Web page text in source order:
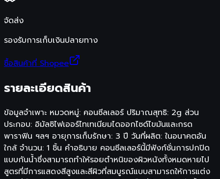
จัดส่ง
รองรับการเก็บเงินปลายทาง
ซื้อสินค้าที่ Shopee
รายละเอียดสินค้า
ข้อมูลจำเพาะ หมวดหมู่: คอนซีลเลอร์ ปริมาณสุทธิ: 2g ส่วน
ประกอบ: อิมัลซิไฟเออร์ไทเทเนียมไดออกไซด์ไขมันและกรด
พาราฟิน ฯลฯ อายุการเก็บรักษา: 3 ปี วันที่ผลิต: ในอนาคตอัน
ใกล้ จำนวน: 1 ชิ้น คำอธิบาย คอนซีลเลอร์นี้มีฟังก์ชั่นการปกปิด
แบบกันน้ำซึ่งสามารถทำให้รอยตำหนิของผิวหนังทั้งหมดหายไป
สูตรที่มีการแสดงสีสูงและสีผิวที่สมบูรณ์แบบสามารถให้การแต่ง